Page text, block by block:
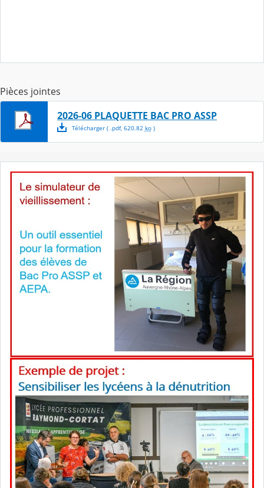
Pièces jointes
2026-06 PLAQUETTE BAC PRO ASSP
Télécharger( .pdf, 620.82 ko)